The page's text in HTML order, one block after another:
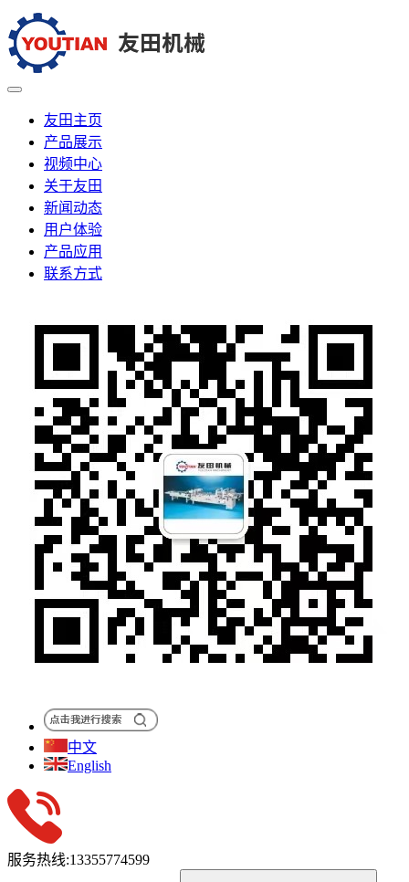
友田主页
产品展示
视频中心
关于友田
新闻动态
用户体验
产品应用
联系方式
中文
English
服务热线:13355774599